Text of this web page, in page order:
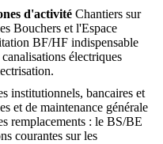
d'activité Chantiers sur
Bouchers et l'Espace
BF/HF indispensable
électriques
institutionnels, bancaires et
et de maintenance générale
remplacements : le BS/BE
courantes sur les